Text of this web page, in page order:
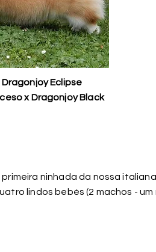
Dragonjoy Eclipse
x Dragonjoy Black
primeira ninhada da nossa
lindos bebés (2 machos -